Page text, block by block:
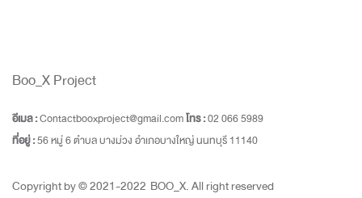
Boo_X Project
อีเมล :Contactbooxproject@gmail.comโทร :02 066 5989
ที่อยู่ :56 หมู่ 6 ตำบล บางม่วง อำเภอบางใหญ่ นนทบุรี 11140
Copyright by © 2021-2022 BOO_X. All right reserved